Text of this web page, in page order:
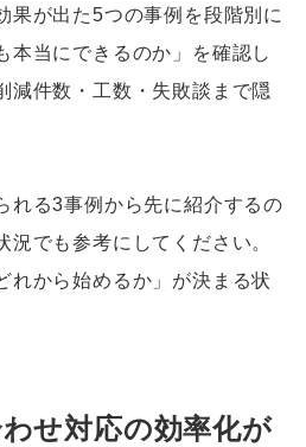
果が出た5つの事例を段階別に
本当にできるのか」を確認し
減件数・工数・失敗談まで隠
れる3事例から先に紹介するの
況でも参考にしてください。
れから始めるか」が決まる状
せ対応の効率化が